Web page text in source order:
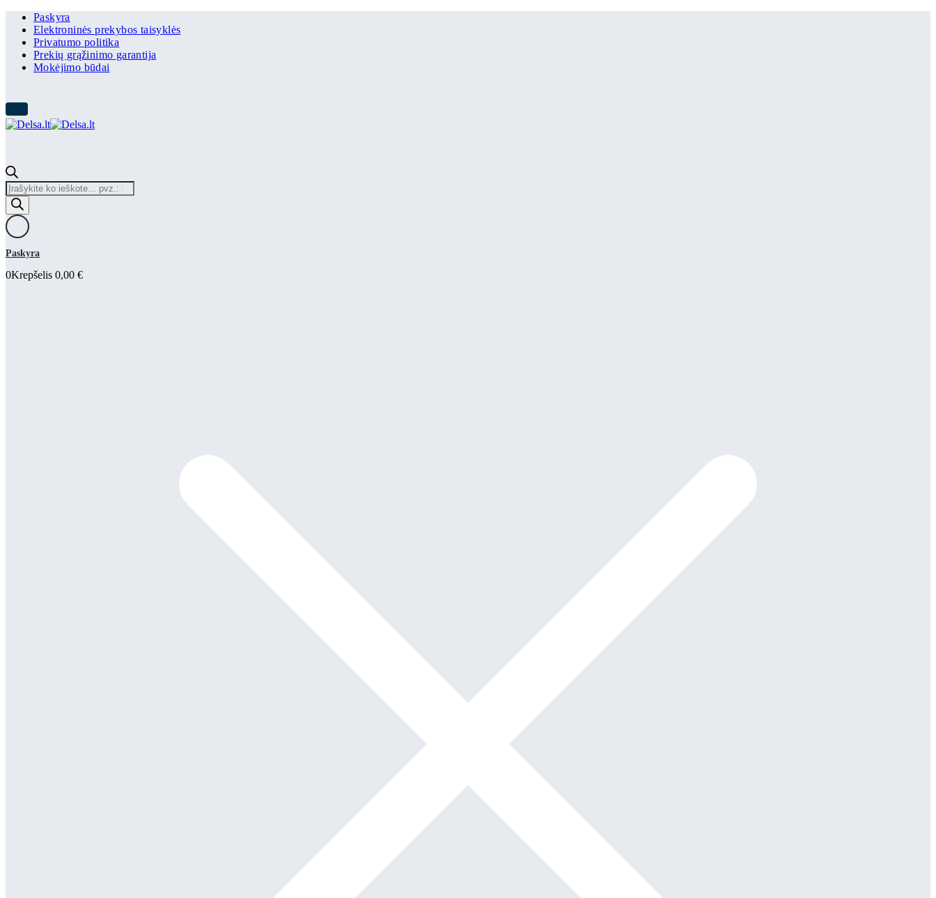
Paskyra
Elektroninės prekybos taisyklės
Privatumo politika
Prekių grąžinimo garantija
Mokėjimo būdai
Products
search
Paskyra
0Krepšelis 0,00 €